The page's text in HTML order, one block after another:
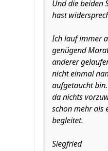
Und die beiden
hast
Ich lauf immer
genügend
anderer
nicht einmal
aufgetaucht
da nichts
schon mehr als
begleitet.
Siegfried